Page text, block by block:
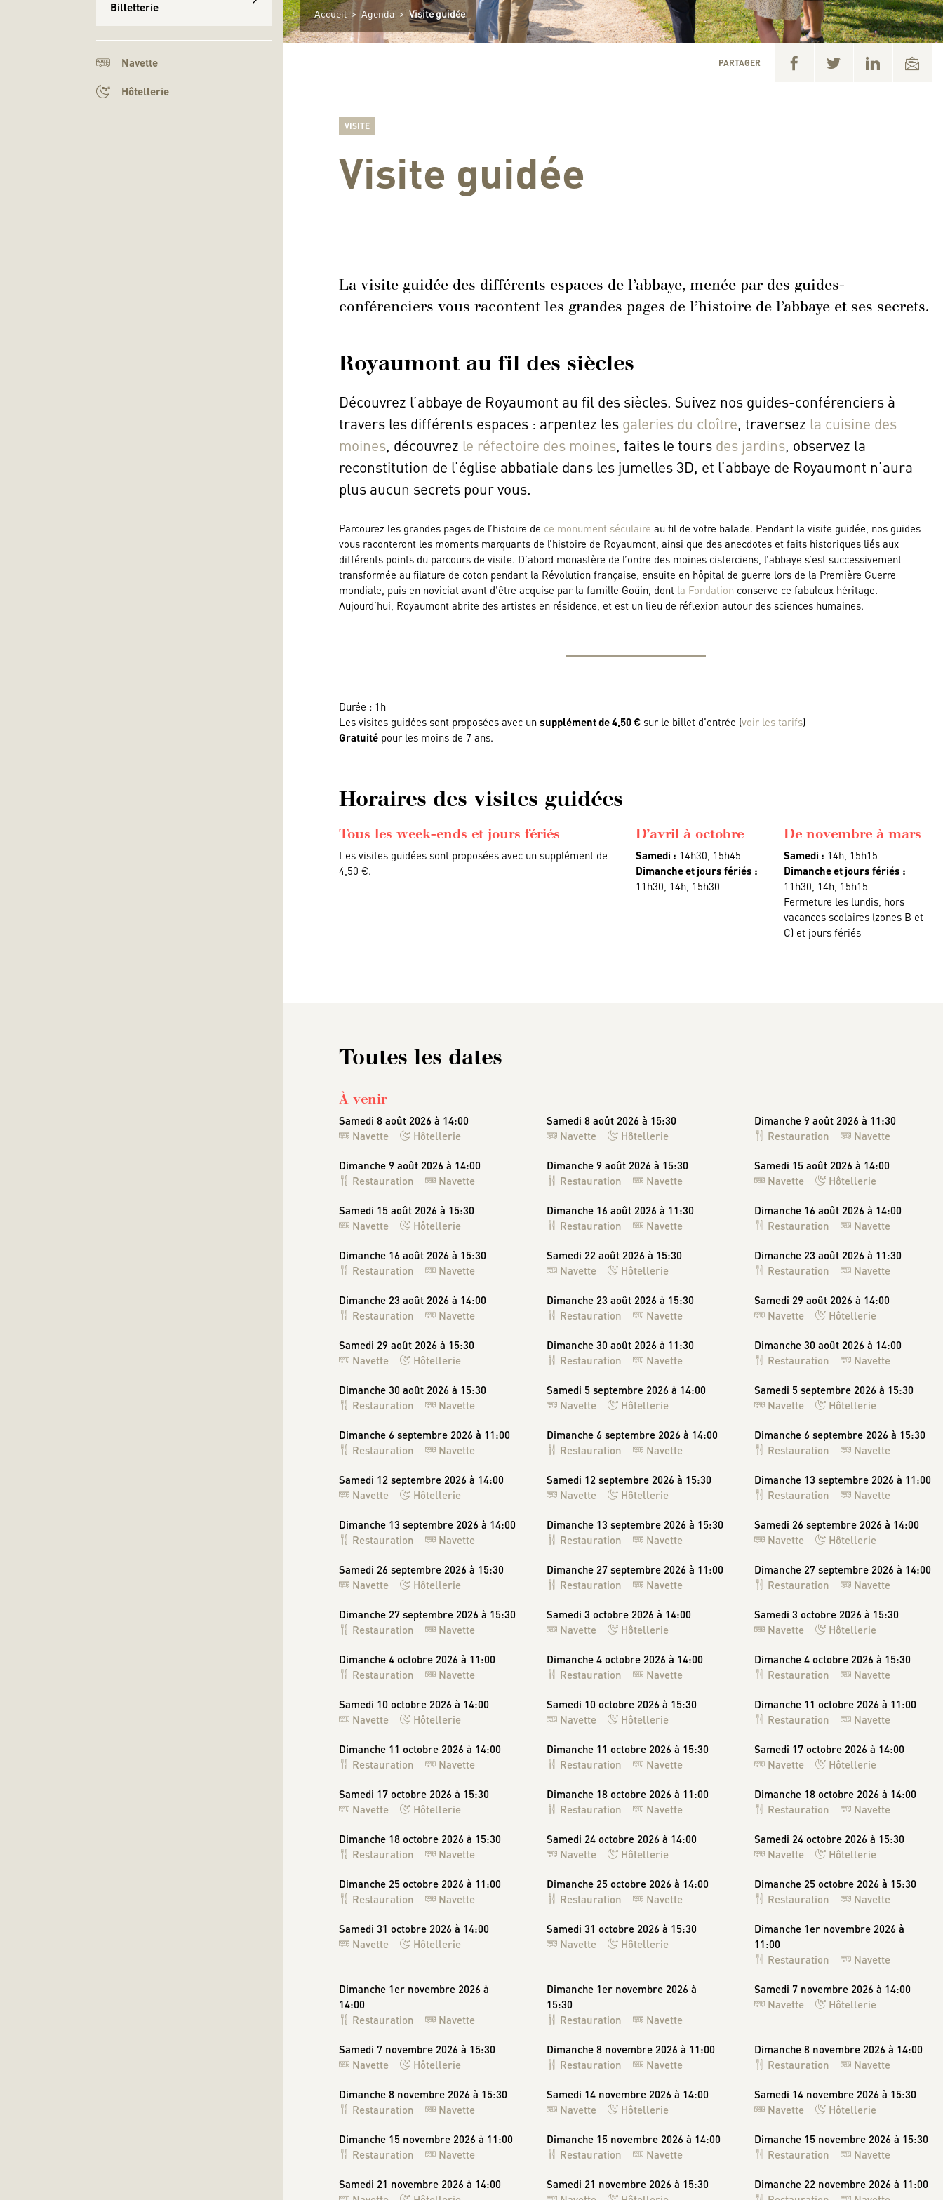
Billetterie
Navette
Hôtellerie
Accueil > Agenda > Visite guidée
PARTAGER
VISITE
Visite guidée
La visite guidée des différents espaces de l’abbaye, menée par des guides-
conférenciers vous racontent les grandes pages de l’histoire de l’abbaye et ses secrets.
Royaumont au fil des siècles
Découvrez l’abbaye de Royaumont au fil des siècles. Suivez nos guides-conférenciers à
travers les différents espaces : arpentez les galeries du cloître, traversez la cuisine des
moines, découvrez le réfectoire des moines, faites le tours des jardins, observez la
reconstitution de l’église abbatiale dans les jumelles 3D, et l’abbaye de Royaumont n’aura
plus aucun secrets pour vous.
Parcourez les grandes pages de l’histoire de ce monument séculaire au fil de votre balade. Pendant la visite guidée, nos guides
vous raconteront les moments marquants de l’histoire de Royaumont, ainsi que des anecdotes et faits historiques liés aux
différents points du parcours de visite. D’abord monastère de l’ordre des moines cisterciens, l’abbaye s’est successivement
transformée au filature de coton pendant la Révolution française, ensuite en hôpital de guerre lors de la Première Guerre
mondiale, puis en noviciat avant d’être acquise par la famille Goüin, dont la Fondation conserve ce fabuleux héritage.
Aujourd’hui, Royaumont abrite des artistes en résidence, et est un lieu de réflexion autour des sciences humaines.
Durée : 1h
Les visites guidées sont proposées avec unsupplément de 4,50 € sur le billet d’entrée (voir les tarifs)
Gratuité pour les moins de 7 ans.
Horaires des visites guidées
Tous les week-ends et jours fériés
Les visites guidées sont proposées avec un supplément de
4,50 €.
D’avril à octobre
Samedi : 14h30, 15h45
Dimanche et jours fériés :
11h30, 14h, 15h30
De novembre à mars
Samedi : 14h, 15h15
Dimanche et jours fériés :
11h30, 14h, 15h15
Fermeture les lundis, hors
vacances scolaires (zones B et
C) et jours fériés
Toutes les dates
À venir
Samedi 8 août 2026 à 14:00
Navette
Hôtellerie
Samedi 8 août 2026 à 15:30
Navette
Hôtellerie
Dimanche 9 août 2026 à 11:30
Restauration
Navette
Dimanche 9 août 2026 à 14:00
Restauration
Navette
Dimanche 9 août 2026 à 15:30
Restauration
Navette
Samedi 15 août 2026 à 14:00
Navette
Hôtellerie
Samedi 15 août 2026 à 15:30
Navette
Hôtellerie
Dimanche 16 août 2026 à 11:30
Restauration
Navette
Dimanche 16 août 2026 à 14:00
Restauration
Navette
Dimanche 16 août 2026 à 15:30
Restauration
Navette
Samedi 22 août 2026 à 15:30
Navette
Hôtellerie
Dimanche 23 août 2026 à 11:30
Restauration
Navette
Dimanche 23 août 2026 à 14:00
Restauration
Navette
Dimanche 23 août 2026 à 15:30
Restauration
Navette
Samedi 29 août 2026 à 14:00
Navette
Hôtellerie
Samedi 29 août 2026 à 15:30
Navette
Hôtellerie
Dimanche 30 août 2026 à 11:30
Restauration
Navette
Dimanche 30 août 2026 à 14:00
Restauration
Navette
Dimanche 30 août 2026 à 15:30
Restauration
Navette
Samedi 5 septembre 2026 à 14:00
Navette
Hôtellerie
Samedi 5 septembre 2026 à 15:30
Navette
Hôtellerie
Dimanche 6 septembre 2026 à 11:00
Restauration
Navette
Dimanche 6 septembre 2026 à 14:00
Restauration
Navette
Dimanche 6 septembre 2026 à 15:30
Restauration
Navette
Samedi 12 septembre 2026 à 14:00
Navette
Hôtellerie
Samedi 12 septembre 2026 à 15:30
Navette
Hôtellerie
Dimanche 13 septembre 2026 à 11:00
Restauration
Navette
Dimanche 13 septembre 2026 à 14:00
Restauration
Navette
Dimanche 13 septembre 2026 à 15:30
Restauration
Navette
Samedi 26 septembre 2026 à 14:00
Navette
Hôtellerie
Samedi 26 septembre 2026 à 15:30
Navette
Hôtellerie
Dimanche 27 septembre 2026 à 11:00
Restauration
Navette
Dimanche 27 septembre 2026 à 14:00
Restauration
Navette
Dimanche 27 septembre 2026 à 15:30
Restauration
Navette
Samedi 3 octobre 2026 à 14:00
Navette
Hôtellerie
Samedi 3 octobre 2026 à 15:30
Navette
Hôtellerie
Dimanche 4 octobre 2026 à 11:00
Restauration
Navette
Dimanche 4 octobre 2026 à 14:00
Restauration
Navette
Dimanche 4 octobre 2026 à 15:30
Restauration
Navette
Samedi 10 octobre 2026 à 14:00
Navette
Hôtellerie
Samedi 10 octobre 2026 à 15:30
Navette
Hôtellerie
Dimanche 11 octobre 2026 à 11:00
Restauration
Navette
Dimanche 11 octobre 2026 à 14:00
Restauration
Navette
Dimanche 11 octobre 2026 à 15:30
Restauration
Navette
Samedi 17 octobre 2026 à 14:00
Navette
Hôtellerie
Samedi 17 octobre 2026 à 15:30
Navette
Hôtellerie
Dimanche 18 octobre 2026 à 11:00
Restauration
Navette
Dimanche 18 octobre 2026 à 14:00
Restauration
Navette
Dimanche 18 octobre 2026 à 15:30
Restauration
Navette
Samedi 24 octobre 2026 à 14:00
Navette
Hôtellerie
Samedi 24 octobre 2026 à 15:30
Navette
Hôtellerie
Dimanche 25 octobre 2026 à 11:00
Restauration
Navette
Dimanche 25 octobre 2026 à 14:00
Restauration
Navette
Dimanche 25 octobre 2026 à 15:30
Restauration
Navette
Samedi 31 octobre 2026 à 14:00
Navette
Hôtellerie
Samedi 31 octobre 2026 à 15:30
Navette
Hôtellerie
Dimanche 1er novembre 2026 à
11:00
Restauration
Navette
Dimanche 1er novembre 2026 à
14:00
Restauration
Navette
Dimanche 1er novembre 2026 à
15:30
Restauration
Navette
Samedi 7 novembre 2026 à 14:00
Navette
Hôtellerie
Samedi 7 novembre 2026 à 15:30
Navette
Hôtellerie
Dimanche 8 novembre 2026 à 11:00
Restauration
Navette
Dimanche 8 novembre 2026 à 14:00
Restauration
Navette
Dimanche 8 novembre 2026 à 15:30
Restauration
Navette
Samedi 14 novembre 2026 à 14:00
Navette
Hôtellerie
Samedi 14 novembre 2026 à 15:30
Navette
Hôtellerie
Dimanche 15 novembre 2026 à 11:00
Restauration
Navette
Dimanche 15 novembre 2026 à 14:00
Restauration
Navette
Dimanche 15 novembre 2026 à 15:30
Restauration
Navette
Samedi 21 novembre 2026 à 14:00
Samedi 21 novembre 2026 à 15:30
Dimanche 22 novembre 2026 à 11:00